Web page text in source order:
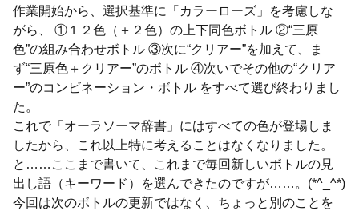
作業開始から、選択基準に「カラーローズ」を考慮しな
がら、 ①１２色（＋２色）の上下同色ボトル ②“三原
色”の組み合わせボトル ③次に“クリアー”を加えて、ま
ず“三原色＋クリアー”のボトル ④次いでその他の“クリア
ー”のコンビネーション・ボトル をすべて選び終わりまし
た。
これで「オーラソーマ辞書」にはすべての色が登場しま
したから、これ以上特に考えることはなくなりました。
と……ここまで書いて、これまで毎回新しいボトルの見
出し語（キーワード）を選んできたのですが……。(*^_^*)
今回は次のボトルの更新ではなく、ちょっと別のことを